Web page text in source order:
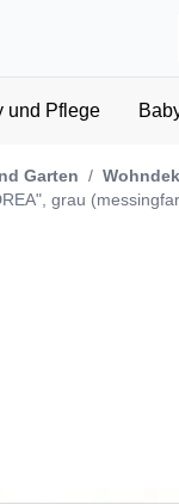
und Pflege
Garten /
grau